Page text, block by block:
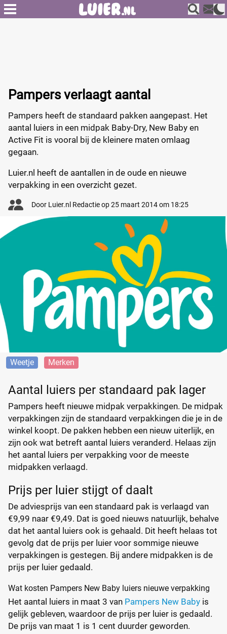
Pampers verlaagt aantal
Pampers heeft de standaard pakken aangepast. Het
aantal luiers in een midpak Baby-Dry, New Baby en
Active Fit is vooral bij de kleinere maten omlaag
gegaan.
Luier.nl heeft de aantallen in de oude en nieuwe
verpakking in een overzicht gezet.
Door Luier.nl Redactieop25 maart 2014 om 18:25
Weetje Merken
Aantal luiers per standaard pak lager
Pampers heeft nieuwe midpak verpakkingen. De midpak
verpakkingen zijn de standaard verpakkingen die je in de
winkel koopt. De pakken hebben een nieuw uiterlijk, en
zijn ook wat betreft aantal luiers veranderd. Helaas zijn
het aantal luiers per verpakking voor de meeste
midpakken verlaagd.
Prijs per luier stijgt of daalt
De adviesprijs van een standaard pak is verlaagd van
€9,99 naar €9,49. Dat is goed nieuws natuurlijk, behalve
dat het aantal luiers ook is gehaald. Dit heeft helaas tot
gevolg dat de prijs per luier voor sommige nieuwe
verpakkingen is gestegen. Bij andere midpakken is de
prijs per luier gedaald.
Wat kosten Pampers New Baby luiers nieuwe verpakking
Het aantal luiers in maat 3 van Pampers New Baby is
gelijk gebleven, waardoor de prijs per luier is gedaald.
De prijs van maat 1 is 1 cent duurder geworden.